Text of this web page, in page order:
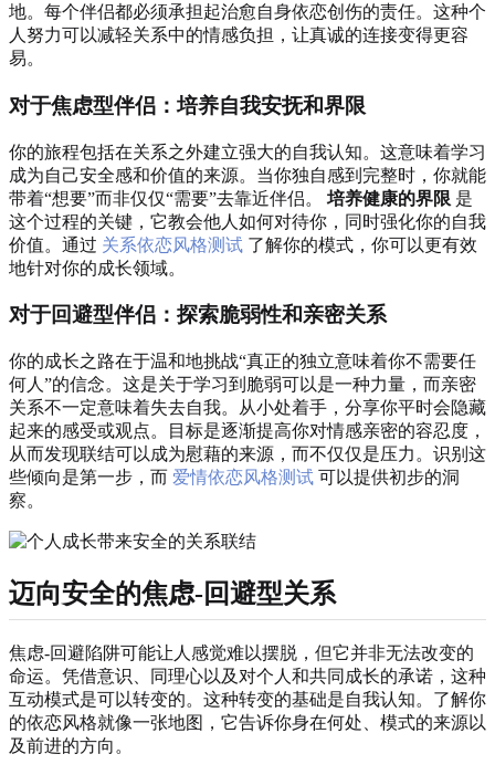
地。每个伴侣都必须承担起治愈自身依恋创伤的责任。这种个
人努力可以减轻关系中的情感负担，让真诚的连接变得更容
易。
对于焦虑型伴侣：培养自我安抚和界限
你的旅程包括在关系之外建立强大的自我认知。这意味着学习
成为自己安全感和价值的来源。当你独自感到完整时，你就能
带着“想要”而非仅仅“需要”去靠近伴侣。 培养健康的界限 是
这个过程的关键，它教会他人如何对待你，同时强化你的自我
价值。通过 关系依恋风格测试 了解你的模式，你可以更有效
地针对你的成长领域。
对于回避型伴侣：探索脆弱性和亲密关系
你的成长之路在于温和地挑战“真正的独立意味着你不需要任
何人”的信念。这是关于学习到脆弱可以是一种力量，而亲密
关系不一定意味着失去自我。从小处着手，分享你平时会隐藏
起来的感受或观点。目标是逐渐提高你对情感亲密的容忍度，
从而发现联结可以成为慰藉的来源，而不仅仅是压力。识别这
些倾向是第一步，而 爱情依恋风格测试 可以提供初步的洞
察。
迈向安全的焦虑-回避型关系
焦虑-回避陷阱可能让人感觉难以摆脱，但它并非无法改变的
命运。凭借意识、同理心以及对个人和共同成长的承诺，这种
互动模式是可以转变的。这种转变的基础是自我认知。了解你
的依恋风格就像一张地图，它告诉你身在何处、模式的来源以
及前进的方向。